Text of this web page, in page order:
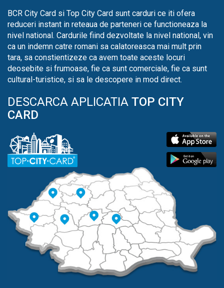
BCR City Card si Top City Card sunt carduri ce iti ofera
reduceri instant in reteaua de parteneri ce functioneaza la
nivel national. Cardurile fiind dezvoltate la nivel national, vin
ca un indemn catre romani sa calatoreasca mai mult prin
tara, sa constientizeze ca avem toate aceste locuri
deosebite si frumoase, fie ca sunt comerciale, fie ca sunt
cultural-turistice, si sa le descopere in mod direct.
DESCARCA APLICATIA TOP CITY
CARD